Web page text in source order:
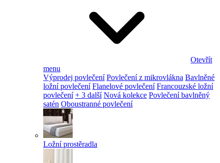
Otevřít
menu
Výprodej povlečení Povlečení z mikrovlákna Bavlněné
ložní povlečení Flanelové povlečení Francouzské ložní
povlečení + 3 další Nová kolekce Povlečení bavlněný
satén Oboustranné povlečení
Ložní prostěradla